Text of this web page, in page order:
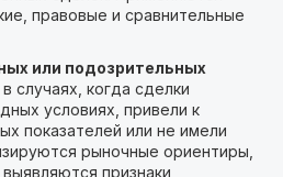
правовые и сравнительные
или подозрительных
случаях, когда сделки
условиях, привели к
показателей или не имели
рыночные ориентиры,
признаки